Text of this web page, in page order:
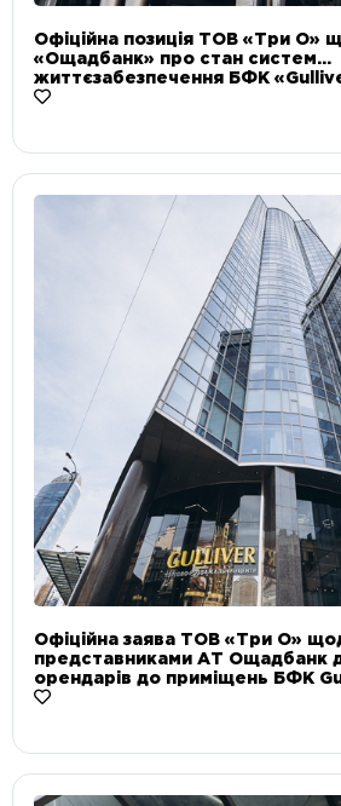
Офіційна позиція ТОВ «Три О»
«Ощадбанк» про стан систем
життєзабезпечення БФК
Офіційна заява ТОВ «Три О»
представниками АТ Ощадбанк
орендарів до приміщень БФК